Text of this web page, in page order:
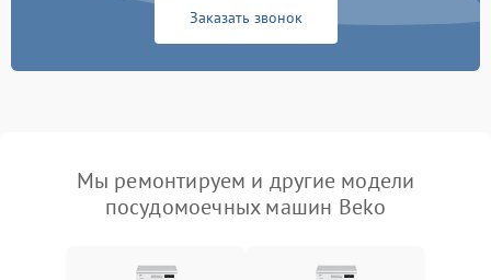
Заказать звонок
Мы ремонтируем и другие модели
посудомоечных машин Beko